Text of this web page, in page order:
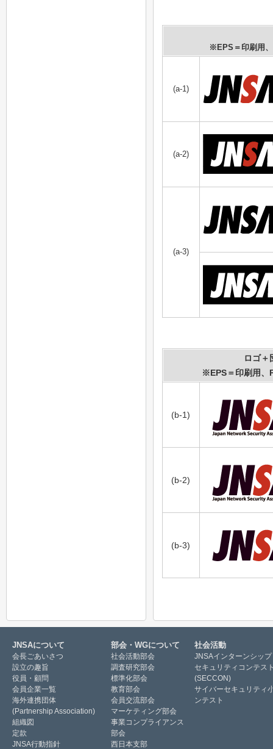
※EPS＝印刷用
(a-1)
(a-2)
(a-3)
ロゴ＋
※EPS＝印刷用、
(b-1)
(b-2)
(b-3)
JNSAについて
会長ごあいさつ
設立の趣旨
役員・顧問
会員企業一覧
海外連携団体
(Partnership Association)
組織図
定款
JNSA行動指針
部会・WGについて
社会活動部会
調査研究部会
標準化部会
教育部会
会員交流部会
マーケティング部会
事業コンプライアンス
部会
西日本支部
社会活動
JNSAインターンシップ
セキュリティコンテス
(SECCON)
サイバーセキュリティ
ンテスト